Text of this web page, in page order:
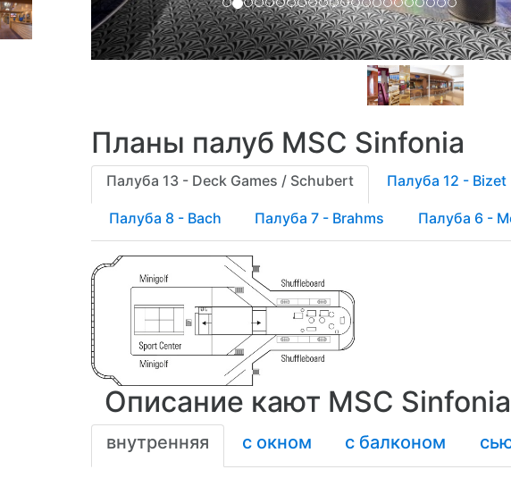
Планы палуб MSC Sinfonia
Палуба 13 - Deck Games / Sсhubert Палуба 12 - Bizet
Палуба 8 - Bach Палуба 7 - Brahms Палуба 6 -
Описание кают MSC Sinfonia
внутренняя с окном с балконом